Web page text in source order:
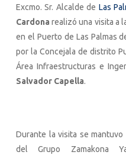
Excmo. Sr. Alcalde de Las
Cardona realizó una visita a
en el Puerto de Las Palmas
por la Concejala de distrito
Área Infraestructuras e
Salvador Capella.
Durante la visita se
del Grupo Zamakona